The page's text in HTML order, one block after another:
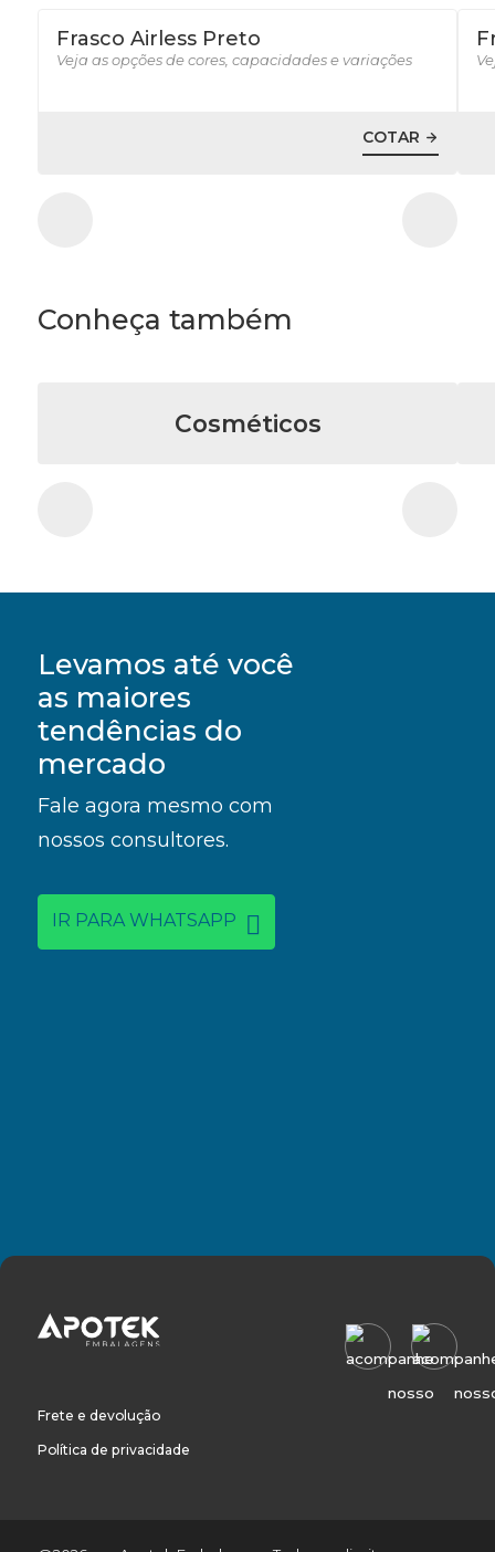
Frasco Airless Preto
Veja as opções de cores, capacidades e variações
COTAR
Conheça também
Cosméticos
Levamos até você
as maiores
tendências do
mercado
Fale agora mesmo com
nossos consultores.
IR PARA WHATSAPP
Frete e devolução
Política de privacidade